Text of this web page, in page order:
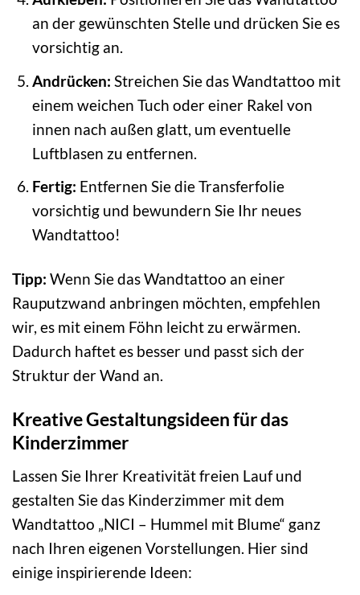
an der gewünschten Stelle und drücken Sie es
vorsichtig an.
Andrücken: Streichen Sie das Wandtattoo mit
einem weichen Tuch oder einer Rakel von
innen nach außen glatt, um eventuelle
Luftblasen zu entfernen.
Fertig: Entfernen Sie die Transferfolie
vorsichtig und bewundern Sie Ihr neues
Wandtattoo!
Tipp: Wenn Sie das Wandtattoo an einer
Rauputzwand anbringen möchten, empfehlen
wir, es mit einem Föhn leicht zu erwärmen.
Dadurch haftet es besser und passt sich der
Struktur der Wand an.
Kreative Gestaltungsideen für das
Kinderzimmer
Lassen Sie Ihrer Kreativität freien Lauf und
gestalten Sie das Kinderzimmer mit dem
Wandtattoo „NICI – Hummel mit Blume“ ganz
nach Ihren eigenen Vorstellungen. Hier sind
einige inspirierende Ideen: